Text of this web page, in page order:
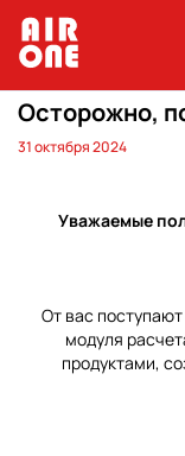
Осторожно,
31 октября 2024
Уважаемые
От вас
модуля
продуктами,